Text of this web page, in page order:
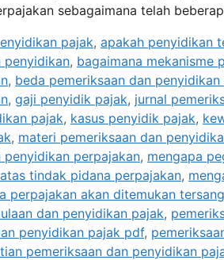
sebagaimana telah
pajak, apakah penyidikan
penyidikan, bagaimana mekanisme
, beda pemeriksaan dan penyidikan
, gaji penyidik pajak, jurnal
pajak, kasus penyidik pajak,
, materi pemeriksaan dan
penyidikan perpajakan, mengapa
tindak pidana perpajakan,
perpajakan akan ditemukan
dan penyidikan pajak,
penyidikan pajak pdf,
pemeriksaan dan penyidikan